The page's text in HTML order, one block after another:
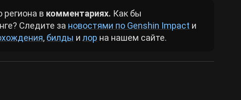
в комментариях. Как бы
Следите за новостями по Genshin Impact и
, билды и лор на нашем сайте.